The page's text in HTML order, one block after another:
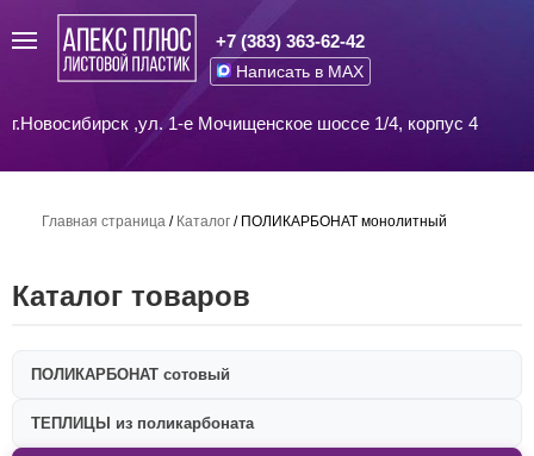
+7 (383) 363-62-42
Написать в MAX
г.Новосибирск ,ул. 1-е Мочищенское шоссе 1/4, корпус 4
Главная страница / Каталог / ПОЛИКАРБОНАТ монолитный
Каталог товаров
ПОЛИКАРБОНАТ сотовый
ТЕПЛИЦЫ из поликарбоната